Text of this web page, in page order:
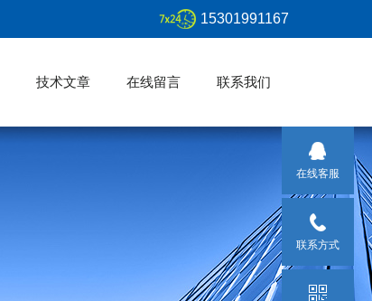
15301991167
技术文章 在线留言 联系我们
在线客服
联系方式